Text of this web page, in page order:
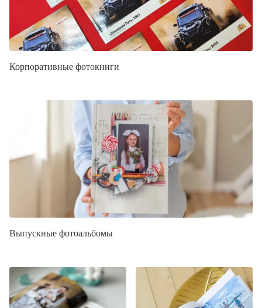
Корпоративные фотокниги
Выпускные фотоальбомы